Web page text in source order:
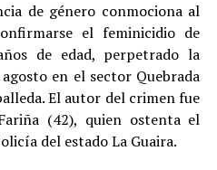
de género conmociona al
el feminicidio de
de edad, perpetrado la
en el sector Quebrada
El autor del crimen fue
(42), quien ostenta el
del estado La Guaira.